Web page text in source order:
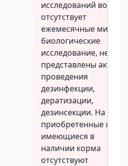
исследований воды,
отсутствует
ежемесячные микро-
биологические
исследование, не
представлены акты
проведения
дезинфекции,
дератизации,
дезинсекции. На
приобретенные и
имеющиеся в
наличии корма
отсутствуют